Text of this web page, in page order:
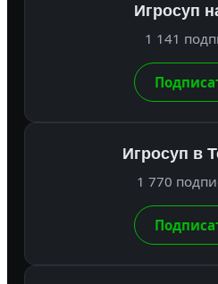
Игросуп
1 141
Игросуп в
1 770